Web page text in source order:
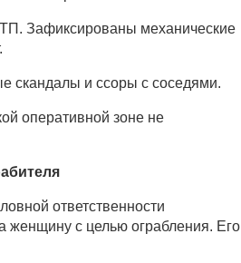
Зафиксированы механические
скандалы и ссоры с соседями.
оперативной зоне не
ответственности
с целью ограбления. Его